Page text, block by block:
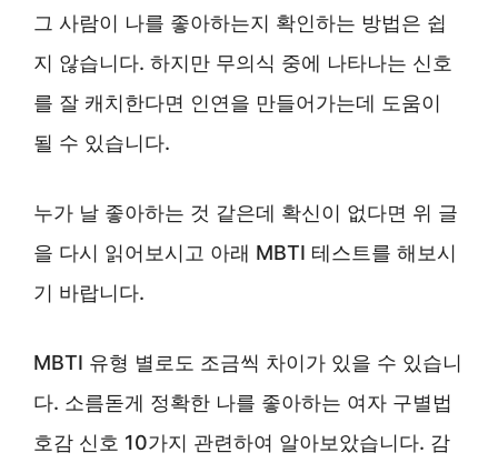
그 사람이 나를 좋아하는지 확인하는 방법은 쉽
지 않습니다. 하지만 무의식 중에 나타나는 신호
를 잘 캐치한다면 인연을 만들어가는데 도움이
될 수 있습니다.
누가 날 좋아하는 것 같은데 확신이 없다면 위 글
을 다시 읽어보시고 아래 MBTI 테스트를 해보시
기 바랍니다.
MBTI 유형 별로도 조금씩 차이가 있을 수 있습니
다. 소름돋게 정확한 나를 좋아하는 여자 구별법
호감 신호 10가지 관련하여 알아보았습니다. 감